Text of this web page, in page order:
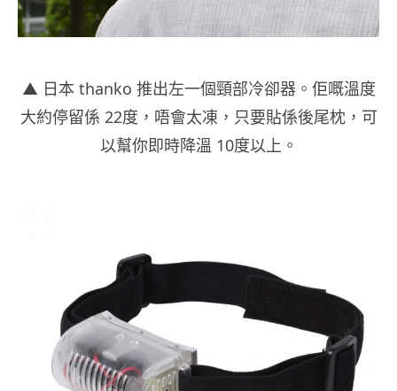
▲ 日本 thanko 推出左一個頸部冷卻器。佢嘅溫度
大約停留係 22度，唔會太凍，只要貼係後尾枕，可
以幫你即時降溫 10度以上。